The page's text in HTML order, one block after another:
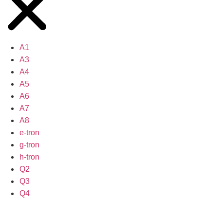
A1
A3
A4
A5
A6
A7
A8
e-tron
g-tron
h-tron
Q2
Q3
Q4